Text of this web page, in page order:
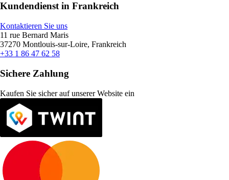
Kundendienst in Frankreich
Kontaktieren Sie uns
11 rue Bernard Maris
37270 Montlouis-sur-Loire, Frankreich
+33 1 86 47 62 58
Sichere Zahlung
Kaufen Sie sicher auf unserer Website ein